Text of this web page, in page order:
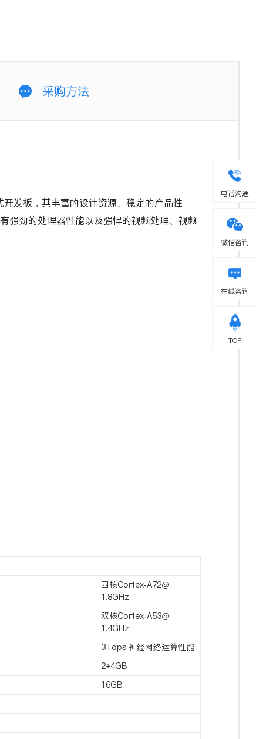
电话沟通
微信咨询
在线咨询
TOP
采购方法
发板，其丰富的设计资源、稳定的产品性
强劲的处理器性能以及强悍的视频处理、视频
四核Cortex-A72@
1.8GHz
双核Cortex-A53@
1.4GHz
3Tops 神经网络运算性能
2+4GB
16GB